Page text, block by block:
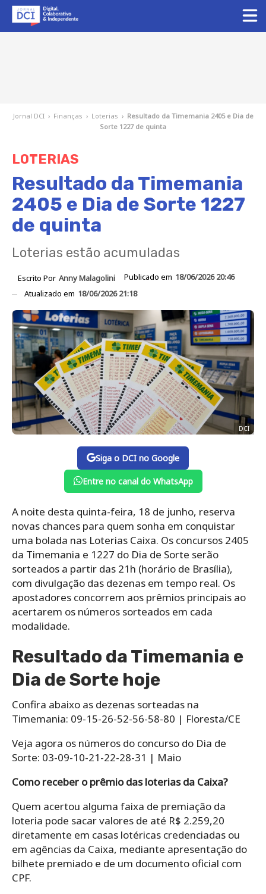
Jornal DCI › Finanças › Loterias › Resultado da Timemania 2405 e Dia de
Sorte 1227 de quinta
LOTERIAS
Resultado da Timemania
2405 e Dia de Sorte 1227
de quinta
Loterias estão acumuladas
Escrito Por Anny Malagolini Publicado em 18/06/2026 20:46
Atualizado em 18/06/2026 21:18
DCI
Siga o DCI no Google
Entre no canal do WhatsApp
A noite desta quinta-feira, 18 de junho, reserva
novas chances para quem sonha em conquistar
uma bolada nas Loterias Caixa. Os concursos 2405
da Timemania e 1227 do Dia de Sorte serão
sorteados a partir das 21h (horário de Brasília),
com divulgação das dezenas em tempo real. Os
apostadores concorrem aos prêmios principais ao
acertarem os números sorteados em cada
modalidade.
Resultado da Timemania e
Dia de Sorte hoje
Confira abaixo as dezenas sorteadas na
Timemania: 09-15-26-52-56-58-80 | Floresta/CE
Veja agora os números do concurso do Dia de
Sorte: 03-09-10-21-22-28-31 | Maio
Como receber o prêmio das loterias da Caixa?
Quem acertou alguma faixa de premiação da
loteria pode sacar valores de até R$ 2.259,20
diretamente em casas lotéricas credenciadas ou
em agências da Caixa, mediante apresentação do
bilhete premiado e de um documento oficial com
CPF.